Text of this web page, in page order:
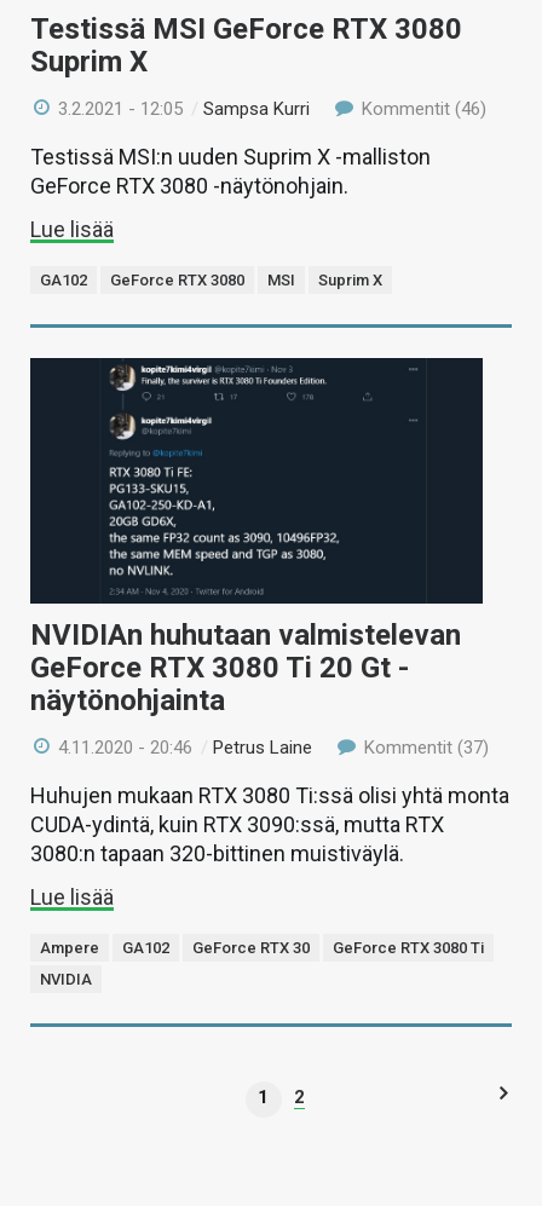
Testissä MSI GeForce RTX 3080
Suprim X
3.2.2021 - 12:05 /Sampsa Kurri Kommentit (46)
Testissä MSI:n uuden Suprim X -malliston
GeForce RTX 3080 -näytönohjain.
Lue lisää
GA102 GeForce RTX 3080 MSI Suprim X
NVIDIAn huhutaan valmistelevan
GeForce RTX 3080 Ti 20 Gt -
näytönohjainta
4.11.2020 - 20:46 /Petrus Laine Kommentit (37)
Huhujen mukaan RTX 3080 Ti:ssä olisi yhtä monta
CUDA-ydintä, kuin RTX 3090:ssä, mutta RTX
3080:n tapaan 320-bittinen muistiväylä.
Lue lisää
Ampere GA102 GeForce RTX 30
GeForce RTX 3080 Ti
NVIDIA
1 2